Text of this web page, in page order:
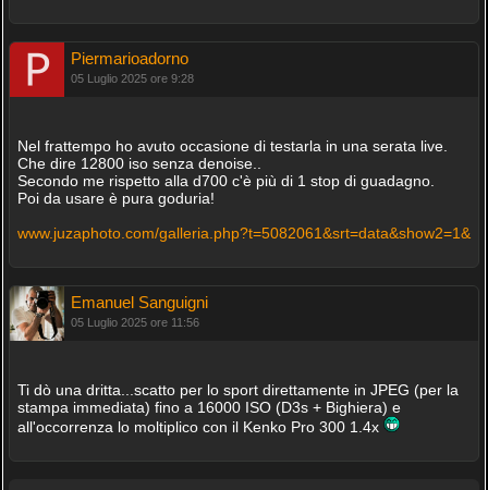
Piermarioadorno
05 Luglio 2025 ore 9:28
Nel frattempo ho avuto occasione di testarla in una serata live.
Che dire 12800 iso senza denoise..
Secondo me rispetto alla d700 c'è più di 1 stop di guadagno.
Poi da usare è pura goduria!
www.juzaphoto.com/galleria.php?t=5082061&srt=data&show2=1&
Emanuel Sanguigni
05 Luglio 2025 ore 11:56
Ti dò una dritta...scatto per lo sport direttamente in JPEG (per la
stampa immediata) fino a 16000 ISO (D3s + Bighiera) e
all'occorrenza lo moltiplico con il Kenko Pro 300 1.4x